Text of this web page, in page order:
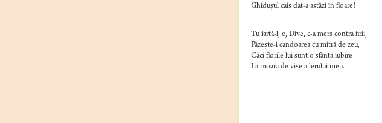
Ghiduşul cais dat-a astăzi în floare!
Tu iartă-l, o, Dive, c-a mers contra firii,
Păzeşte-i candoarea cu mitră de zeu,
Căci florile lui sunt o sfântă iubire
La moara de vise a lerului meu.
(Din
Editura Didactică